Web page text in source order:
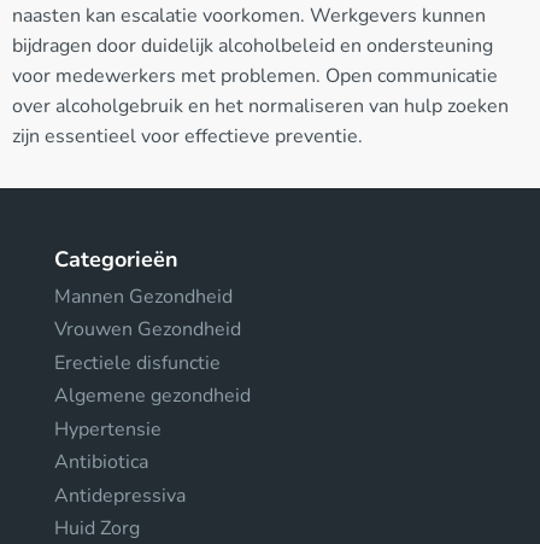
naasten kan escalatie voorkomen. Werkgevers kunnen
bijdragen door duidelijk alcoholbeleid en ondersteuning
voor medewerkers met problemen. Open communicatie
over alcoholgebruik en het normaliseren van hulp zoeken
zijn essentieel voor effectieve preventie.
Categorieën
Mannen Gezondheid
Vrouwen Gezondheid
Erectiele disfunctie
Algemene gezondheid
Hypertensie
Antibiotica
Antidepressiva
Huid Zorg